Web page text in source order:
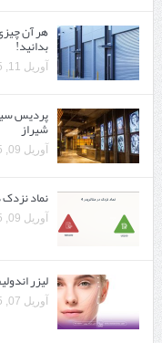
هر آن
بدانید!
آوریل 11, 2025
پردیس
شیراز
آوریل 09, 2025
نماد نزدک
آوریل 09, 2025
لیزر
آوریل 07, 2025